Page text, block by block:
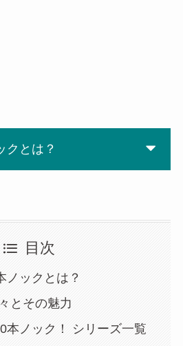
クとは？
目次
ノックとは？
とその魅力
本ノック！ シリーズ一覧